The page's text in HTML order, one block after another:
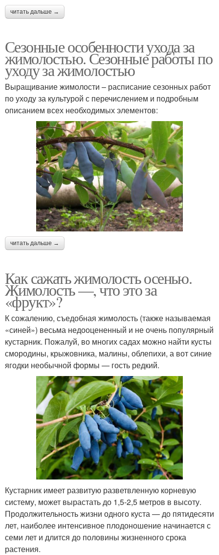
читать дальше →
Сезонные особенности ухода за
жимолостью. Сезонные работы по
уходу за жимолостью
Выращивание жимолости – расписание сезонных работ
по уходу за культурой с перечислением и подробным
описанием всех необходимых элементов:
читать дальше →
Как сажать жимолость осенью.
Жимолость —, что это за
«фрукт»?
К сожалению, съедобная жимолость (также называемая
«синей») весьма недооцененный и не очень популярный
кустарник. Пожалуй, во многих садах можно найти кусты
смородины, крыжовника, малины, облепихи, а вот синие
ягодки необычной формы — гость редкий.
Кустарник имеет развитую разветвленную корневую
систему, может вырастать до 1,5-2,5 метров в высоту.
Продолжительность жизни одного куста — до пятидесяти
лет, наиболее интенсивное плодоношение начинается с
семи лет и длится до половины жизненного срока
растения.